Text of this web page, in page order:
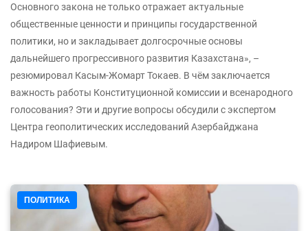
Основного закона не только отражает актуальные
общественные ценности и принципы государственной
политики, но и закладывает долгосрочные основы
дальнейшего прогрессивного развития Казахстана», –
резюмировал Касым-Жомарт Токаев. В чём заключается
важность работы Конституционной комиссии и всенародного
голосования? Эти и другие вопросы обсудили с экспертом
Центра геополитических исследований Азербайджана
Надиром Шафиевым.
ПОЛИТИКА